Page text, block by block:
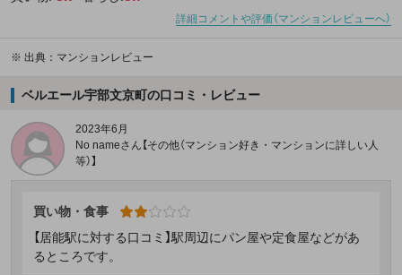
詳細コメントや評価（マンションレビューへ）
※ 出典：マンションレビュー
ベルエール宇部文京町の口コミ・レビュー
2023年6月
No nameさん【その他（マンション好き・マンションに詳しい人
等）】
買い物・食事
【居能駅に対する口コミ】駅周辺にパン屋や定食屋などがあ
るところです。